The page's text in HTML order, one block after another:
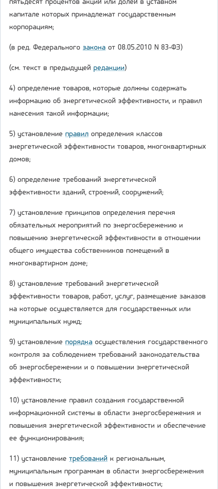
пятьдесят процентов акций или долей в уставном
капитале которых принадлежат государственным
корпорациям;
(в ред. Федерального закона от 08.05.2010 N 83-ФЗ)
(см. текст в предыдущей редакции)
4) определение товаров, которые должны содержать
информацию об энергетической эффективности, и правил
нанесения такой информации;
5) установление правил определения классов
энергетической эффективности товаров, многоквартирных
домов;
6) определение требований энергетической
эффективности зданий, строений, сооружений;
7) установление принципов определения перечня
обязательных мероприятий по энергосбережению и
повышению энергетической эффективности в отношении
общего имущества собственников помещений в
многоквартирном доме;
8) установление требований энергетической
эффективности товаров, работ, услуг, размещение заказов
на которые осуществляется для государственных или
муниципальных нужд;
9) установление порядка осуществления государственного
контроля за соблюдением требований законодательства
об энергосбережении и о повышении энергетической
эффективности;
10) установление правил создания государственной
информационной системы в области энергосбережения и
повышения энергетической эффективности и обеспечение
ее функционирования;
11) установление требований к региональным,
муниципальным программам в области энергосбережения
и повышения энергетической эффективности;